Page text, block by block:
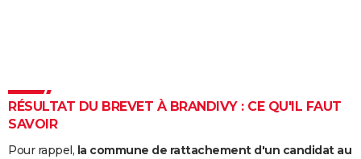
Dictionnaire
Biographies
Citations
Expressions
Proverbes
PROGRAMME TV
RÉSULTAT DU BREVET À BRANDIVY : CE QU'IL FAUT
SAVOIR
Pour rappel, la commune de rattachement d'un candidat au